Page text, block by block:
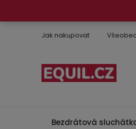
Jak nakupovat
Bezdrátová